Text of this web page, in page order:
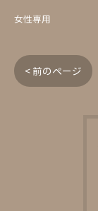
女性専用
< 前のページ